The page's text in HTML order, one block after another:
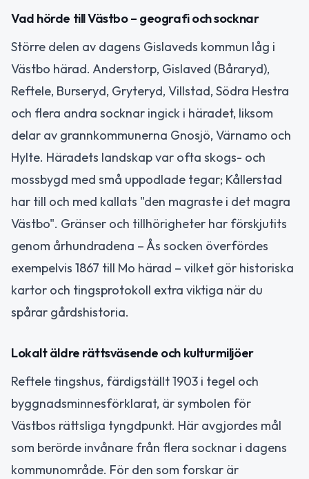
Vad hörde till Västbo – geografi och socknar
Större delen av dagens Gislaveds kommun låg i
Västbo härad. Anderstorp, Gislaved (Båraryd),
Reftele, Burseryd, Gryteryd, Villstad, Södra Hestra
och flera andra socknar ingick i häradet, liksom
delar av grannkommunerna Gnosjö, Värnamo och
Hylte. Häradets landskap var ofta skogs- och
mossbygd med små uppodlade tegar; Kållerstad
har till och med kallats "den magraste i det magra
Västbo". Gränser och tillhörigheter har förskjutits
genom århundradena – Ås socken överfördes
exempelvis 1867 till Mo härad – vilket gör historiska
kartor och tingsprotokoll extra viktiga när du
spårar gårdshistoria.
Lokalt äldre rättsväsende och kulturmiljöer
Reftele tingshus, färdigställt 1903 i tegel och
byggnadsminnesförklarat, är symbolen för
Västbos rättsliga tyngdpunkt. Här avgjordes mål
som berörde invånare från flera socknar i dagens
kommunområde. För den som forskar är